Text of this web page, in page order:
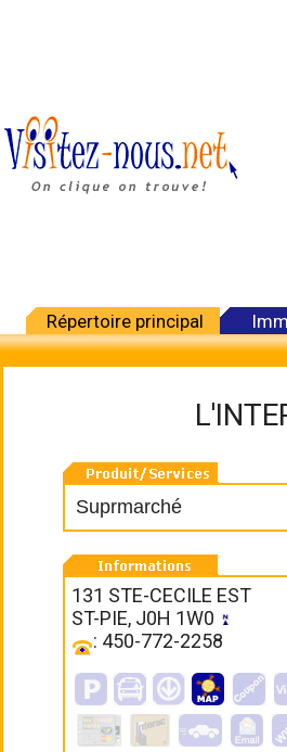
Répertoire principal
Suprmarché
131 STE-CECILE EST
ST-PIE, J0H 1W0
: 450-772-2258